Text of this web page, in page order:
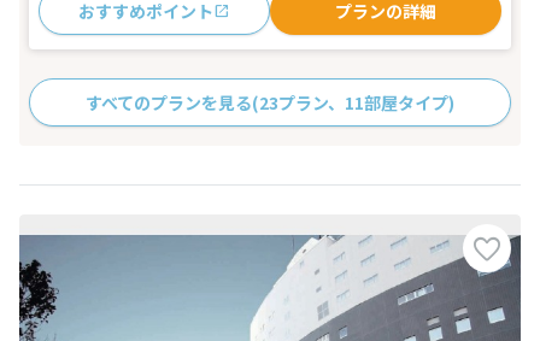
おすすめポイント プランの詳細
すべてのプランを見る(23プラン、11部屋タイプ)